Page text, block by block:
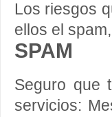
Los riesgos
ellos el
SPAM
Seguro que
servicios: